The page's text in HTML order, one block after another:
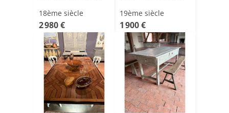
18ème siècle
2 980 €
19ème siècle
1 900 €